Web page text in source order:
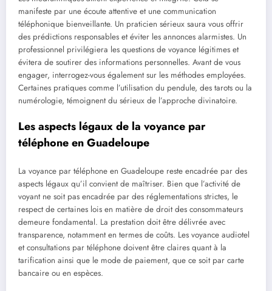
manifeste par une écoute attentive et une communication
téléphonique bienveillante. Un praticien sérieux saura vous offrir
des prédictions responsables et éviter les annonces alarmistes. Un
professionnel privilégiera les questions de voyance légitimes et
évitera de soutirer des informations personnelles. Avant de vous
engager, interrogez-vous également sur les méthodes employées.
Certaines pratiques comme l’utilisation du pendule, des tarots ou la
numérologie, témoignent du sérieux de l’approche divinatoire.
Les aspects légaux de la voyance par
téléphone en Guadeloupe
La voyance par téléphone en Guadeloupe reste encadrée par des
aspects légaux qu’il convient de maîtriser. Bien que l’activité de
voyant ne soit pas encadrée par des réglementations strictes, le
respect de certaines lois en matière de droit des consommateurs
demeure fondamental. La prestation doit être délivrée avec
transparence, notamment en termes de coûts. Les voyance audiotel
et consultations par téléphone doivent être claires quant à la
tarification ainsi que le mode de paiement, que ce soit par carte
bancaire ou en espèces.